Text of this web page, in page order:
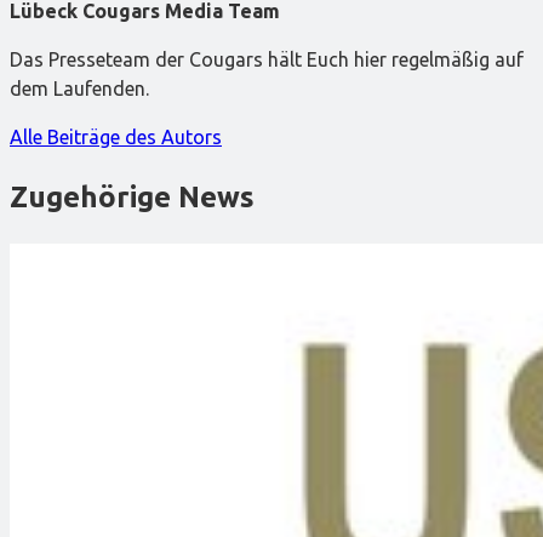
Lübeck Cougars Media Team
Das Presseteam der Cougars hält Euch hier regelmäßig auf
dem Laufenden.
Alle Beiträge des Autors
Zugehörige News